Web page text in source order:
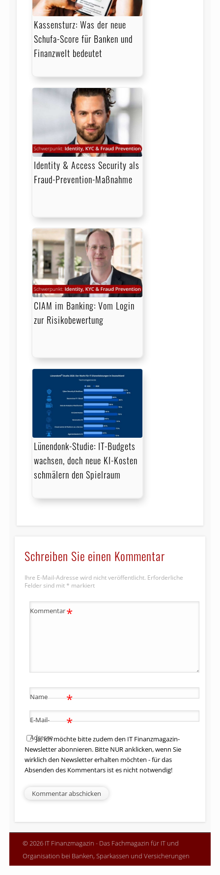
Kassensturz: Was der neue
Schufa-Score für Banken und
Finanzwelt bedeutet
Identity & Access Security als
Fraud-Prevention-Maßnahme
CIAM im Banking: Vom Login
zur Risikobewertung
Lünendonk-Studie: IT-Budgets
wachsen, doch neue KI-Kosten
schmälern den Spielraum
Schreiben Sie einen Kommentar
Ihre E-Mail-Adresse wird nicht veröffentlicht. Erforderliche
Felder sind mit * markiert
Kommentar*
Name *
E-Mail-
Adresse
*
Ja, ich möchte bitte zudem den IT Finanzmagazin-
Newsletter abonnieren. Bitte NUR anklicken, wenn Sie
wirklich den Newsletter erhalten möchten - für das
Absenden des Kommentars ist es nicht notwendig!
© 2026 IT Finanzmagazin - Das Fachmagazin für IT und
Organisation bei Banken, Sparkassen und Versicherungen